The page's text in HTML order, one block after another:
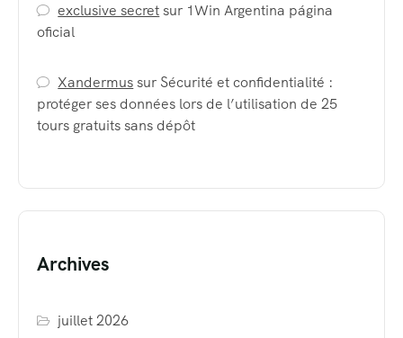
exclusive secretsur 1Win Argentina página
oficial
Xandermussur Sécurité et confidentialité :
protéger ses données lors de l’utilisation de 25
tours gratuits sans dépôt
Archives
juillet 2026